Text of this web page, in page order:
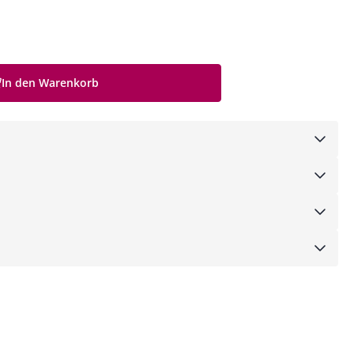
In den Warenkorb